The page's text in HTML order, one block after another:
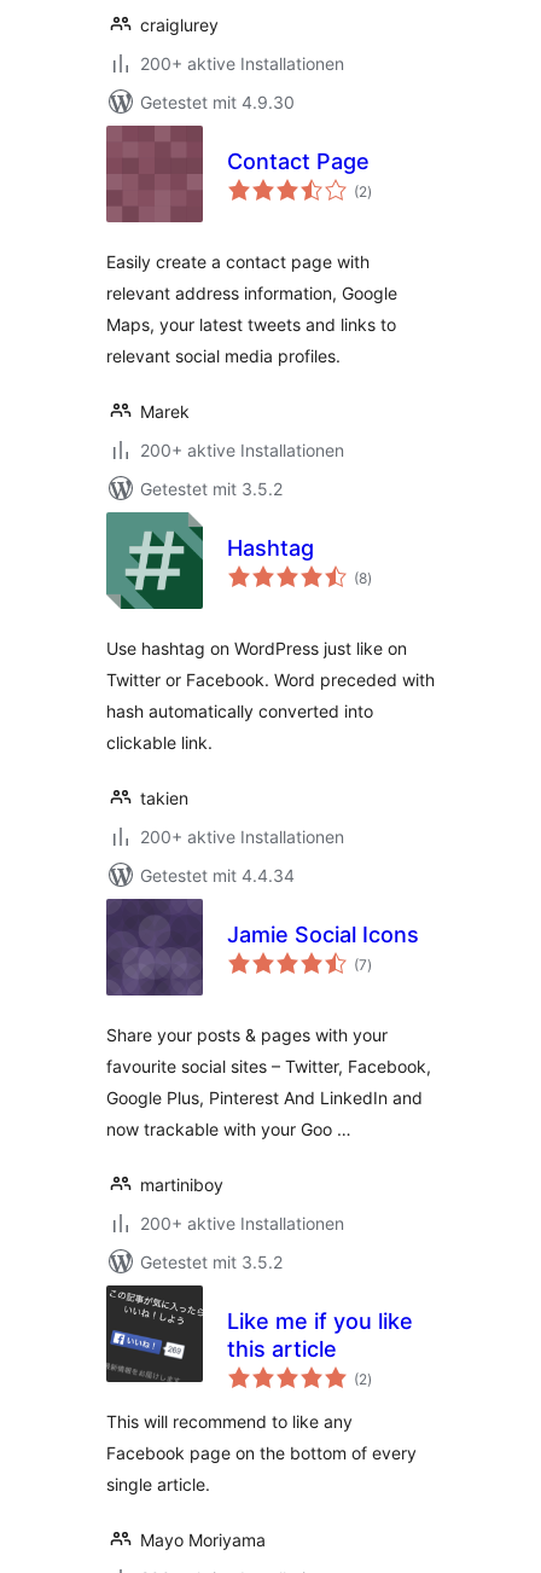
craiglurey
200+ aktive Installationen
Getestet mit 4.9.30
Contact Page
(2Bewertungen
insgesamt
)
Easily create a contact page with
relevant address information, Google
Maps, your latest tweets and links to
relevant social media profiles.
Marek
200+ aktive Installationen
Getestet mit 3.5.2
Hashtag
(8Bewertungen
insgesamt
)
Use hashtag on WordPress just like on
Twitter or Facebook. Word preceded with
hash automatically converted into
clickable link.
takien
200+ aktive Installationen
Getestet mit 4.4.34
Jamie Social Icons
(7Bewertungen
insgesamt
)
Share your posts & pages with your
favourite social sites – Twitter, Facebook,
Google Plus, Pinterest And LinkedIn and
now trackable with your Goo …
martiniboy
200+ aktive Installationen
Getestet mit 3.5.2
Like me if you like
this article
(2Bewertungen
insgesamt
)
This will recommend to like any
Facebook page on the bottom of every
single article.
Mayo Moriyama